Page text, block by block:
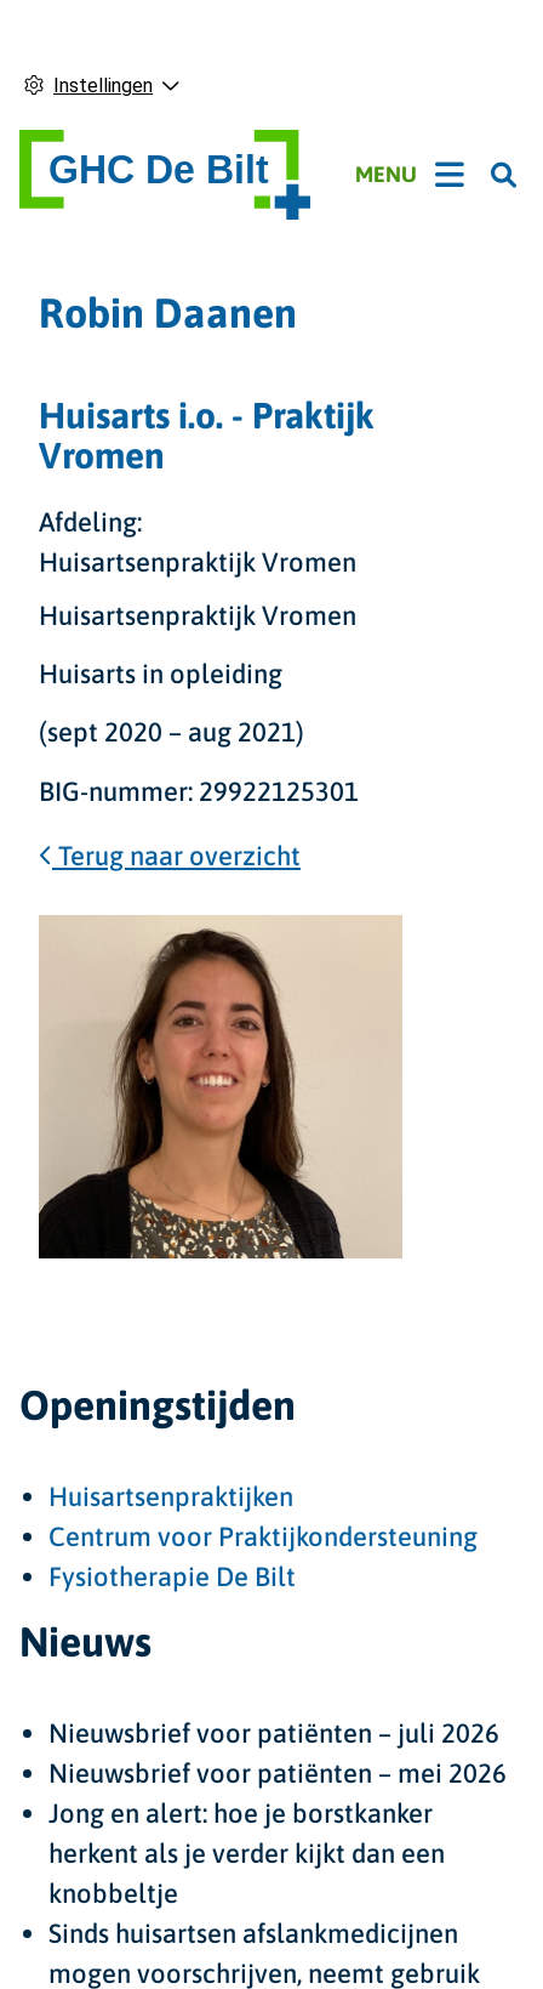
Instellingen
Hoofdmenu
MENU
Robin Daanen
Huisarts i.o. - Praktijk
Vromen
Afdeling:
Huisartsenpraktijk Vromen
Huisartsenpraktijk Vromen
Huisarts in opleiding
(sept 2020 – aug 2021)
BIG-nummer: 29922125301
Terug naar overzicht
Openingstijden
Huisartsenpraktijken
Centrum voor Praktijkondersteuning
Fysiotherapie De Bilt
Nieuws
Nieuwsbrief voor patiënten – juli 2026
Nieuwsbrief voor patiënten – mei 2026
Jong en alert: hoe je borstkanker
herkent als je verder kijkt dan een
knobbeltje
Sinds huisartsen afslankmedicijnen
mogen voorschrijven, neemt gebruik